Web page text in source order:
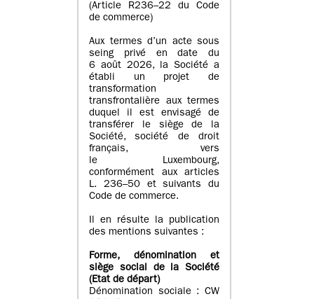
(Article R236–22 du Code
de commerce)
Aux termes d’un acte sous
seing privé en date du
6 août 2026, la Société a
établi un projet de
transformation
transfrontalière aux termes
duquel il est envisagé de
transférer le siège de la
Société, société de droit
français, vers
le Luxembourg,
conformément aux articles
L. 236–50 et suivants du
Code de commerce.
Il en résulte la publication
des mentions suivantes :
Forme, dénomination et
siège social de la Société
(Etatde départ)
Dénomination sociale : CW